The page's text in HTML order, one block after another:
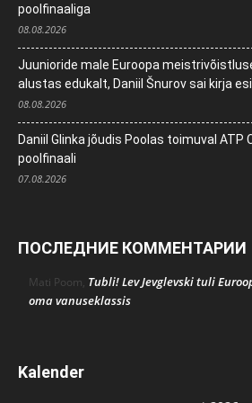
poolfinaaliga
08.08.2026
Juunioride male Euroopa
alustas edukalt, Daniil Šnurov sai kirja
08.08.2026
Daniil Glinka jõudis Poolas toimuval ATP
poolfinaali
07.08.2026
ПОСЛЕДНИЕ КОММЕНТАРИИ
Mati Poom, Tubli! Lev Jevglevski tuli
oma vanuseklassis
Kalender